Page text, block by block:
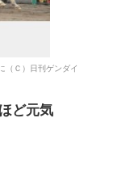
（Ｃ）日刊ゲンダイ
ど元気